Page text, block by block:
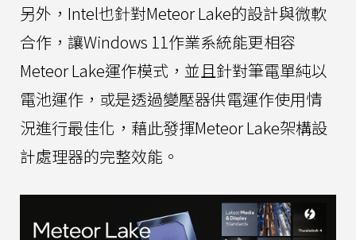
另外，Intel也針對Meteor Lake的設計與微軟
合作，讓Windows 11作業系統能更相容
Meteor Lake運作模式，並且針對筆電單純以
電池運作，或是透過變壓器供電運作使用情
況進行最佳化，藉此發揮Meteor Lake架構設
計處理器的完整效能。